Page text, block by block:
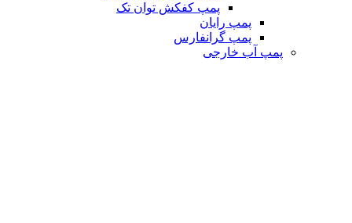
پمپ کفکش توان تک
پمپ رایان
پمپ گرانفارس
پمپ آب خارجی